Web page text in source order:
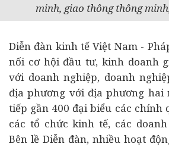
minh, giao thông thông
Diễn đàn kinh tế Việt Nam -
nối cơ hội đầu tư, kinh doanh
với doanh nghiệp, doanh
địa phương với địa phương hai
tiếp gần 400 đại biểu các chính
các tổ chức kinh tế, các
Bên lề Diễn đàn, nhiều hoạt